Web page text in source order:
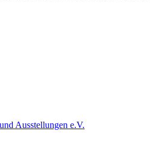
Ausstellungen e.V.